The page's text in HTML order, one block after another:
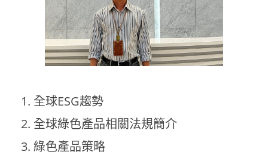
全球ESG趨勢
全球綠色產品相關法規簡介
綠色產品策略